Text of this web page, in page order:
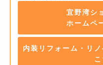
宜野湾シ
ホームペ
内装リフォーム・リ